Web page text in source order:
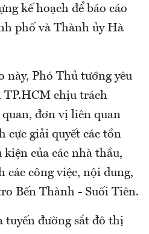
kế hoạch để báo cáo
phố và Thành ủy Hà
này, Phó Thủ tướng yêu
TP.HCM chịu trách
đơn vị liên quan
cực giải quyết các tồn
của các nhà thầu,
công việc, nội dung,
Bến Thành - Suối Tiên.
tuyến đường sắt đô thị